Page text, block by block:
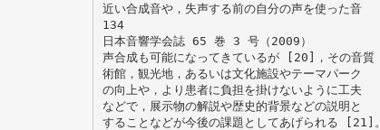
近い合成音や，失声する前の自分の声を使った音
134
日本音響学会誌 65 巻 3 号（2009）
声合成も可能になってきているが [20]，その音質
術館，観光地，あるいは文化施設やテーマパーク
の向上や，より患者に負担を掛けないように工夫
などで，展示物の解説や歴史的背景などの説明と
することなどが今後の課題としてあげられる [21]。